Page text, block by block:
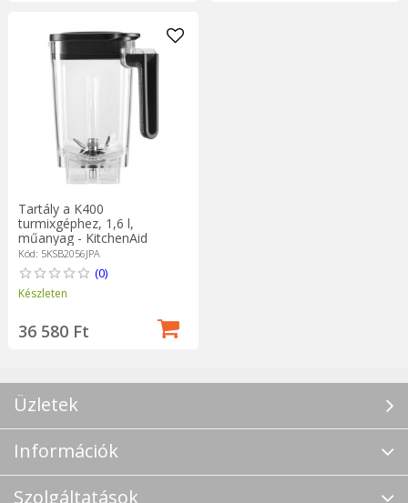
Tartály a K400
turmixgéphez, 1,6 l,
műanyag - KitchenAid
Kód: 5KSB2056JPA
(0)
Készleten
36 580 Ft
Üzletek
Információk
Szolgáltatások